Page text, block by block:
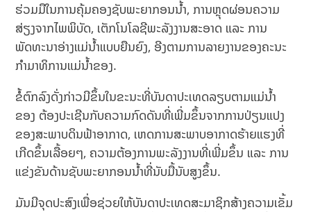
ຮ່ວມມືໃນການຄຸ້ມຄອງຊັບພະຍາກອນນ້ຳ, ການຫຼຸດຜ່ອນຄວາມ
ສ່ຽງຈາກໄພພິບັດ, ເຕັກໂນໂລຊີພະລັງງານສະອາດ ແລະ ການ
ພັດທະນາອ່າງແມ່ນ້ຳແບບຍືນຍົງ, ອີງຕາມການລາຍງານຂອງຄະນະ
ກຳມາທິການແມ່ນ້ຳຂອງ.
ຂໍ້ຕົກລົງດັ່ງກ່າວມີຂຶ້ນໃນຂະນະທີ່ບັນດາປະເທດລຽບຕາມແມ່ນ້ຳ
ຂອງ ຕ້ອງປະເຊີນກັບຄວາມກົດດັນທີ່ເພີ່ມຂຶ້ນຈາກການປ່ຽນແປງ
ຂອງສະພາບດິນຟ້າອາກາດ, ເຫດການສະພາບອາກາດຮ້າຍແຮງທີ່
ເກີດຂຶ້ນເລື້ອຍໆ, ຄວາມຕ້ອງການພະລັງງານທີ່ເພີ່ມຂຶ້ນ ແລະ ການ
ແຂ່ງຂັນດ້ານຊັບພະຍາກອນນ້ຳທີ່ນັບມື້ນັບສູງຂຶ້ນ.
ມັນມີຈຸດປະສົງເພື່ອຊ່ວຍໃຫ້ບັນດາປະເທດສະມາຊິກສ້າງຄວາມເຂັ້ມ